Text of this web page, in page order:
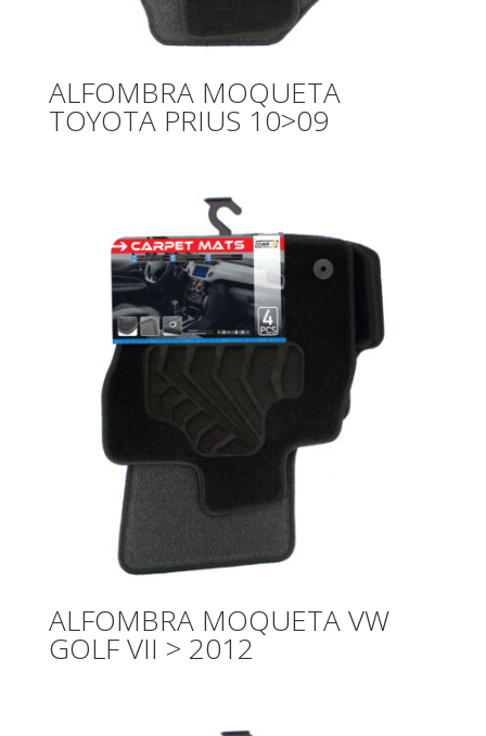
ALFOMBRA MOQUETA
TOYOTA PRIUS 10>09
ALFOMBRA MOQUETA VW
GOLF VII > 2012